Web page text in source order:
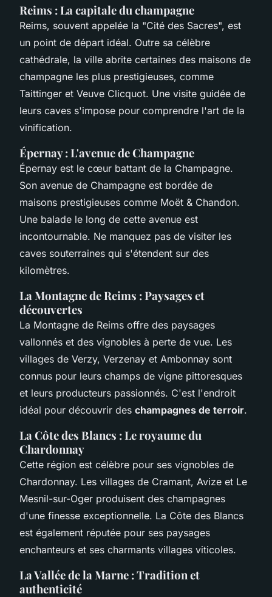
Reims : La capitale du champagne
Reims, souvent appelée la "Cité des Sacres", est
un point de départ idéal. Outre sa célèbre
cathédrale, la ville abrite certaines des maisons de
champagne les plus prestigieuses, comme
Taittinger et Veuve Clicquot. Une visite guidée de
leurs caves s'impose pour comprendre l'art de la
vinification.
Épernay : L'avenue de Champagne
Épernay est le cœur battant de la Champagne.
Son avenue de Champagne est bordée de
maisons prestigieuses comme Moët & Chandon.
Une balade le long de cette avenue est
incontournable. Ne manquez pas de visiter les
caves souterraines qui s'étendent sur des
kilomètres.
La Montagne de Reims : Paysages et
découvertes
La Montagne de Reims offre des paysages
vallonnés et des vignobles à perte de vue. Les
villages de Verzy, Verzenay et Ambonnay sont
connus pour leurs champs de vigne pittoresques
et leurs producteurs passionnés. C'est l'endroit
idéal pour découvrir des champagnes de terroir.
La Côte des Blancs : Le royaume du
Chardonnay
Cette région est célèbre pour ses vignobles de
Chardonnay. Les villages de Cramant, Avize et Le
Mesnil-sur-Oger produisent des champagnes
d'une finesse exceptionnelle. La Côte des Blancs
est également réputée pour ses paysages
enchanteurs et ses charmants villages viticoles.
La Vallée de la Marne : Tradition et
authenticité